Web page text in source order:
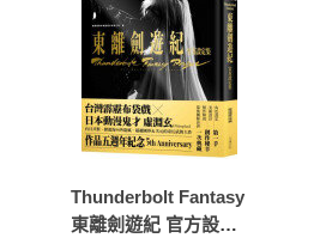
Thunderbolt Fantasy
東離劍遊紀 官方設定